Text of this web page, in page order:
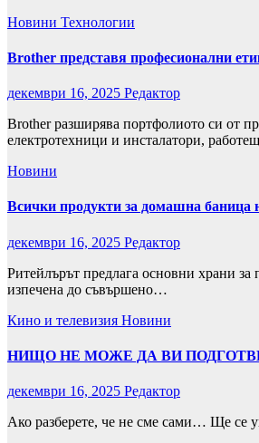
Новини Технологии
Brother представя професионални
декември 16, 2025 Редактор
Brother разширява портфолиото си от
електротехници и инсталатори,
Новини
Всички продукти за домашна баница
декември 16, 2025 Редактор
Ритейлърът предлага основни храни
изпечена до съвършено…
Кино и телевизия Новини
НИЩО НЕ МОЖЕ ДА ВИ
декември 16, 2025 Редактор
Ако разберете, че не сме сами… Ще се